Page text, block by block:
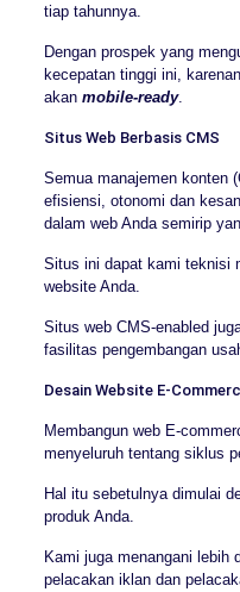
tiap tahunnya.
Dengan prospek yang
kecepatan tinggi ini,
akan mobile-ready.
Situs Web Berbasis CMS
Semua manajemen konten
efisiensi, otonomi dan
dalam web Anda semirip
Situs ini dapat kami teknisi
website Anda.
Situs web CMS-enabled
fasilitas pengembangan
Desain Website E-
Membangun web E-
menyeluruh tentang siklus
Hal itu sebetulnya dimulai
produk Anda.
Kami juga menangani lebih
pelacakan iklan dan